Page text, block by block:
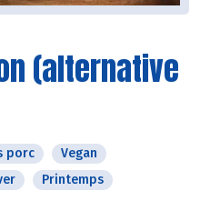
(alternative
porc
Vegan
Printemps